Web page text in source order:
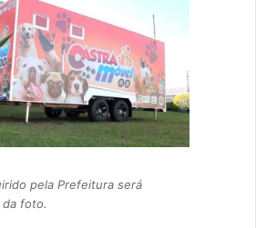
pela Prefeitura será
foto.